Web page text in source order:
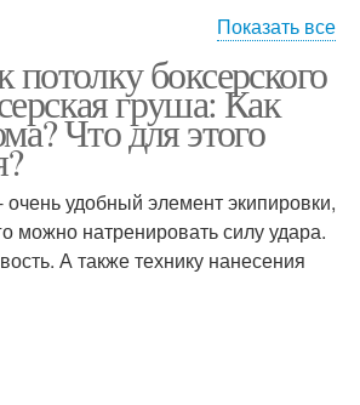
Крепление для груши
Груша на потолок
Показать все
потолку боксерского
груша: Как
Что для этого
очень удобный элемент экипировки,
можно натренировать силу удара.
А также технику нанесения